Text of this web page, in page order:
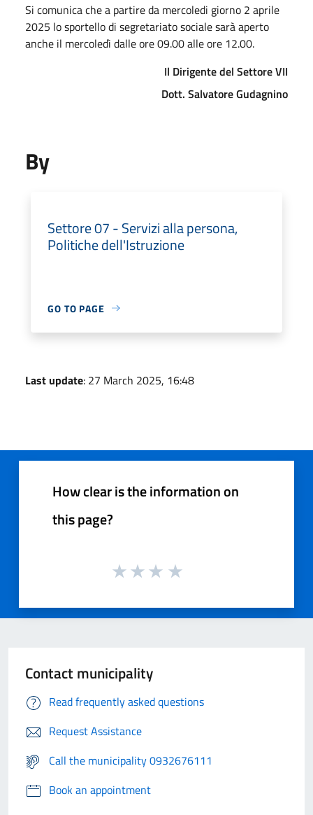
Si comunica che a partire da mercoledi giorno 2 aprile
2025 lo sportello di segretariato sociale sarà aperto
anche il mercoledì dalle ore 09.00 alle ore 12.00.
Il Dirigente del Settore VII
Dott. Salvatore Gudagnino
By
Settore 07 - Servizi alla persona,
Politiche dell'Istruzione
GO TO PAGE
Last update: 27 March 2025, 16:48
How clear is the information on
this page?
Contact municipality
Read frequently asked questions
Request Assistance
Call the municipality 0932676111
Book an appointment